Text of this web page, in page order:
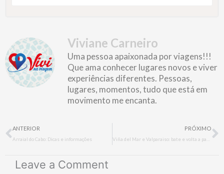
Viviane Carneiro
Uma pessoa apaixonada por viagens!!!
Que ama conhecer lugares novos e viver
experiências diferentes. Pessoas,
lugares, momentos, tudo que está em
movimento me encanta.
Prev
ANTERIOR
Arraial do Cabo: Dicas e informações
PRÓXIMO
Leave a Comment